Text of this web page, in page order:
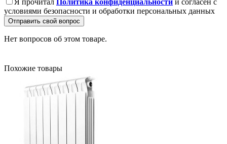
условиями безопасности и обработки персональных данных
Отправить свой вопрос
Нет вопросов об этом товаре.
Похожие товары